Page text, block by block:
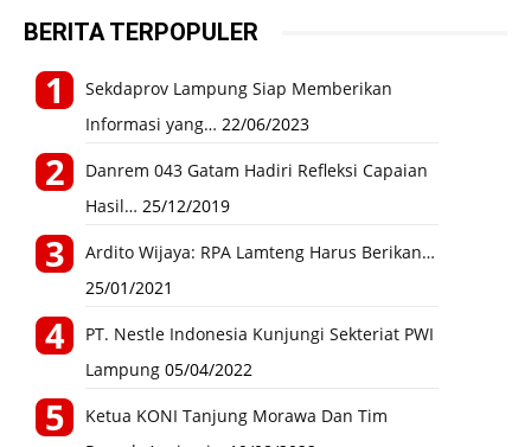
BERITA TERPOPULER
Sekdaprov Lampung Siap Memberikan
Informasi yang… 22/06/2023
Danrem 043 Gatam Hadiri Refleksi Capaian
Hasil… 25/12/2019
Ardito Wijaya: RPA Lamteng Harus Berikan…
25/01/2021
PT. Nestle Indonesia Kunjungi Sekteriat PWI
Lampung 05/04/2022
Ketua KONI Tanjung Morawa Dan Tim